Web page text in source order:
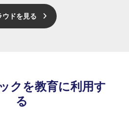
ドを見る
クを教育に利用す
る